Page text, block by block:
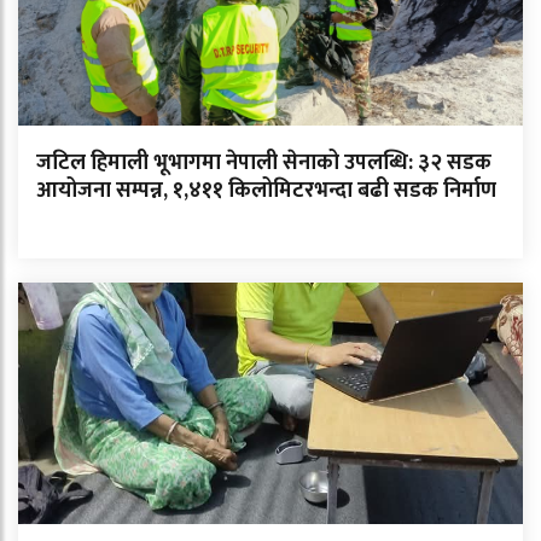
जटिल हिमाली भूभागमा नेपाली सेनाको उपलब्धि: ३२ सडक
आयोजना सम्पन्न, १,४११ किलोमिटरभन्दा बढी सडक निर्माण